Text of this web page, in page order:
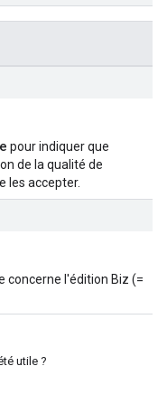
pour indiquer que
de la qualité de
les accepter.
concerne l'édition Biz (=
utile ?